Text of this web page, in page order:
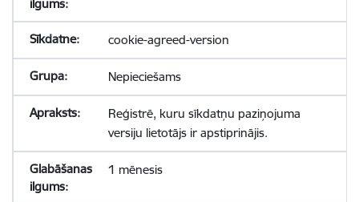
cookie-agreed-version
Nepieciešams
Reģistrē, kuru sīkdatņu paziņojuma
versiju lietotājs ir apstiprinājis.
1 mēnesis